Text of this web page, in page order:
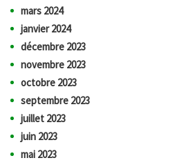
mars 2024
janvier 2024
décembre 2023
novembre 2023
octobre 2023
septembre 2023
juillet 2023
juin 2023
mai 2023